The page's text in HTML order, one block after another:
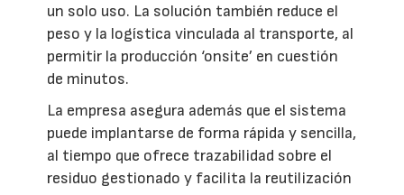
un solo uso. La solución también reduce el
peso y la logística vinculada al transporte, al
permitir la producción ‘onsite’ en cuestión
de minutos.
La empresa asegura además que el sistema
puede implantarse de forma rápida y sencilla,
al tiempo que ofrece trazabilidad sobre el
residuo gestionado y facilita la reutilización